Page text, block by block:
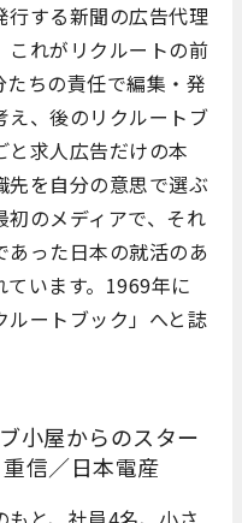
行する新聞の広告代理
これがリクルートの前
ちの責任で編集・発
え、後のリクルートブ
と求人広告だけの本
先を自分の意思で選ぶ
初のメディアで、それ
あった日本の就活のあ
います。1969年に
ートブック」へと誌
小屋からのスター
信／日本電産